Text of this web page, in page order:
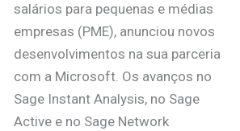
salários para pequenas e médias
empresas (PME), anunciou novos
desenvolvimentos na sua parceria
com a Microsoft. Os avanços no
Sage Instant Analysis, no Sage
Active e no Sage Network